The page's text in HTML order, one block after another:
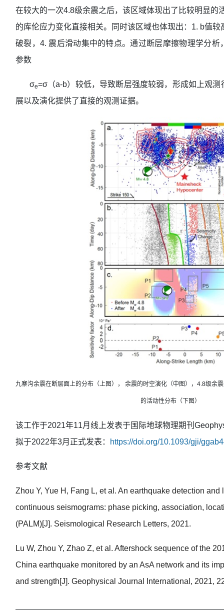
在较大的一次4.8级余震之后，该区域体现出了比较明显的
的库伦应力变化直接相关。同时该区域也体现出：1. b值
破裂，4. 震后滑动集中的特点。通过断层摩擦物理学分析
参数
σe=σ（a-b）较低，导致断层强度较弱，形成如上观
展以及演化提供了直接的观测证据。
九寨沟余震在断层面上的分布（上图）， 余震的时空演化（中图），4.8级余
的活动性分布（下图）
该工作于2021年11月线上发表于国际地球物理期刊
拟于2022年3月正式发表：
https://doi.org/10.1093/gji/
参考文献
Zhou Y, Yue H, Fang L, et al. An earthquake detection and
continuous seismograms: phase picking, association,
(PALM)[J]. Seismological Research Letters, 2021.
Lu W, Zhou Y, Zhao Z, et al. Aftershock sequence of the
China earthquake monitored by an AsA network and its
and strength[J]. Geophysical Journal International, 2021,